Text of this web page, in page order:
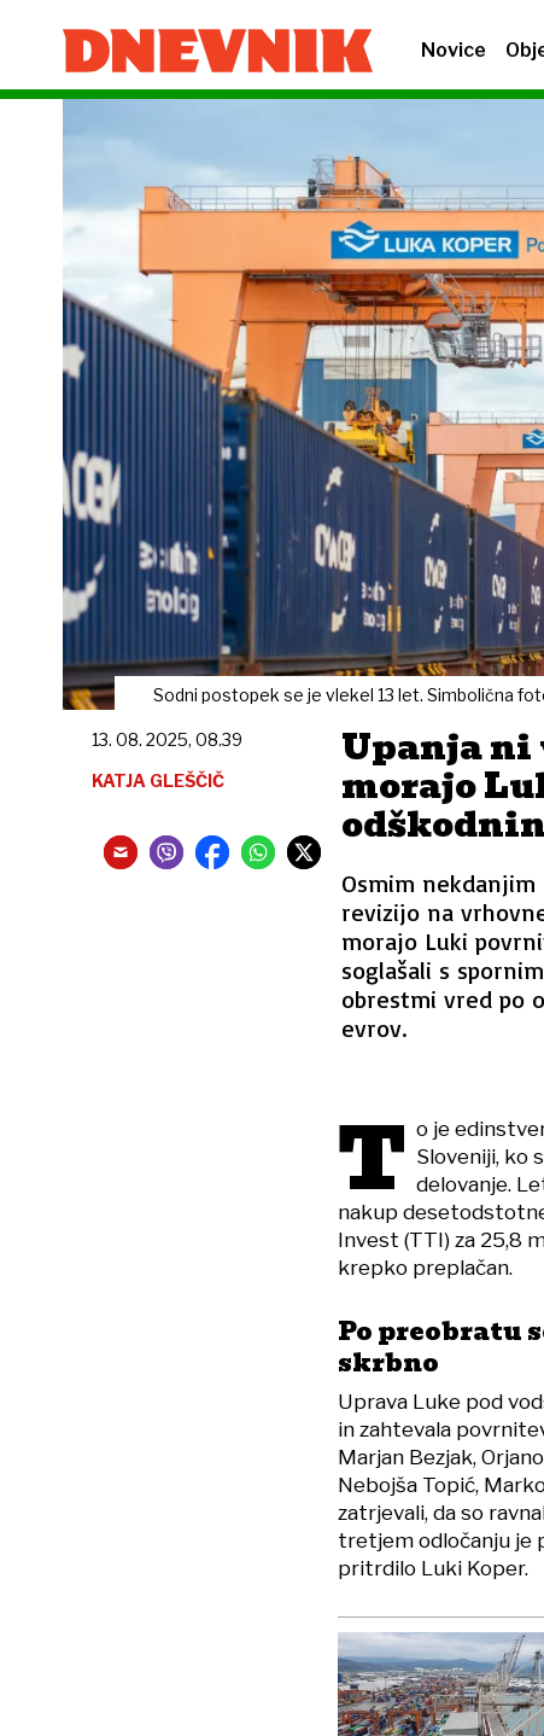
Novice
Sodni postopek se je vlekel 13 let. Simbolična
Upanja
morajo
Osmim
revizijo na
morajo Luki
soglašali s
obrestmi vred po
evrov.
13. 08. 2025, 08.39
KATJA GLEŠČIČ
T o je
Sloveniji, ko
delovanje.
nakup
Invest (TTI) za 25,8
krepko preplačan.
Po preobratu
skrbno
Uprava Luke pod
in zahtevala
Marjan Bezjak,
Nebojša Topić,
zatrjevali, da so
tretjem odločanju je
pritrdilo Luki Koper.